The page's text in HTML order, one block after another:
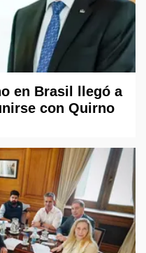
en Brasil llegó a
con Quirno